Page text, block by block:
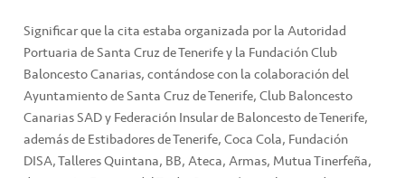
Significar que la cita estaba organizada por la Autoridad
Portuaria de Santa Cruz de Tenerife y la Fundación Club
Baloncesto Canarias, contándose con la colaboración del
Ayuntamiento de Santa Cruz de Tenerife, Club Baloncesto
Canarias SAD y Federación Insular de Baloncesto de Tenerife,
además de Estibadores de Tenerife, Coca Cola, Fundación
DISA, Talleres Quintana, BB, Ateca, Armas, Mutua Tinerfeña,